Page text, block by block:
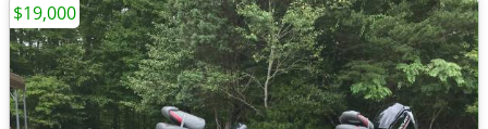
$19,000